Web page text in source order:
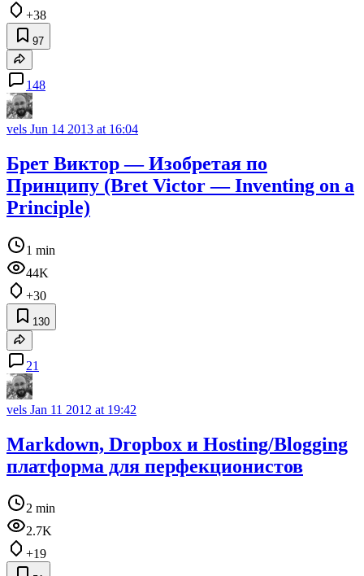
+38
97
148
vels Jun 14 2013 at 16:04
Брет Виктор — Изобретая по
Принципу (Bret Victor — Inventing on a
Principle)
1 min
44K
+30
130
21
vels Jan 11 2012 at 19:42
Markdown, Dropbox и Hosting/Blogging
платформа для перфекционистов
2 min
2.7K
+19